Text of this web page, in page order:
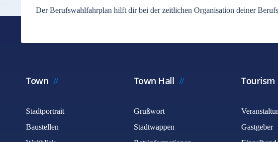
Der Berufswahlfahrplan hilft dir bei der zeitlichen Organisation deiner
Town
Stadtportrait
Baustellen
Town Hall
Grußwort
Stadtwappen
Tourism
Gastgeber